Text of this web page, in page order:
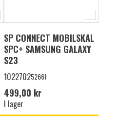
SP CONNECT MOBILSKAL
SPC+ SAMSUNG GALAXY
S23
102270252661
499,00 kr
I lager